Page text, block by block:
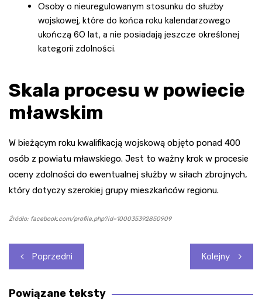
Osoby o nieuregulowanym stosunku do służby
wojskowej, które do końca roku kalendarzowego
ukończą 60 lat, a nie posiadają jeszcze określonej
kategorii zdolności.
Skala procesu w powiecie
mławskim
W bieżącym roku kwalifikacją wojskową objęto ponad 400
osób z powiatu mławskiego. Jest to ważny krok w procesie
oceny zdolności do ewentualnej służby w siłach zbrojnych,
który dotyczy szerokiej grupy mieszkańców regionu.
Źródło: facebook.com/profile.php?id=100035392850909
Nawigacja
wpisu
Poprzedni Kolejny
Powiązane teksty